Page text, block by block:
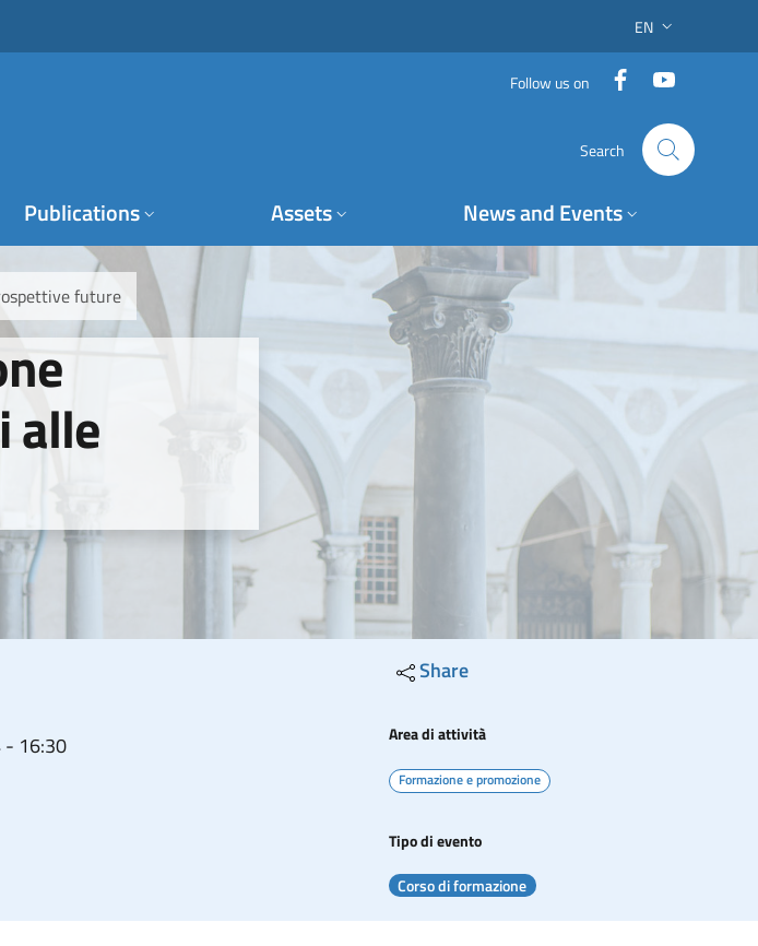
LANGUAGE
EN
Follow us on Facebook
Search
Publications Assets News and Events
future
alle
- 16:30
Share
Area di attività
Formazione e promozione
Tipo di evento
Corso di formazione